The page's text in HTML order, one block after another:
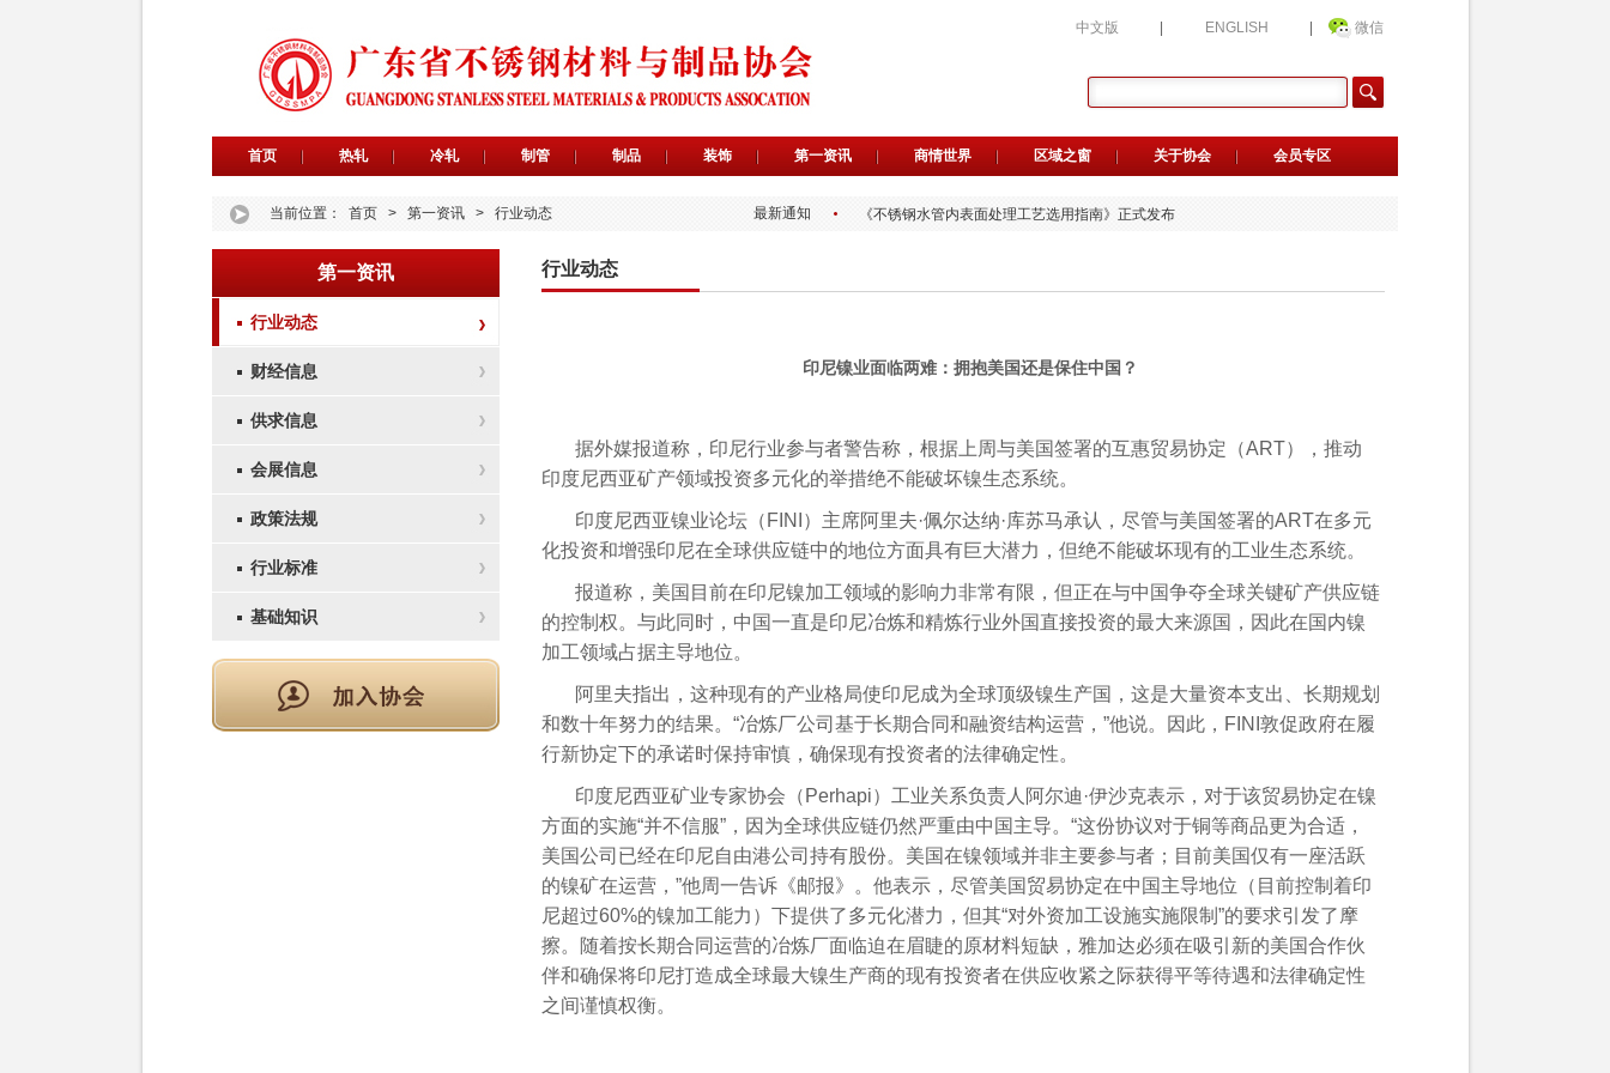
中文版 ENGLISH 微信
首页 热轧 冷轧 制管 制品 装饰 第一资讯 商情世界 区域之窗 关于协会 会员专区
当前位置： 首页 > 第一资讯 > 行业动态 最新通知
关于为会员提供专属免费品牌宣传服务的通知
《不锈钢水管内表面处理工艺选用指南》正式发布
关于为会员提供专属免费品牌宣传服务的通知
《生活饮用水不锈钢管钝化规程》正式发布
《暖通空调水系统用不锈钢管道安装技术规程》正式发布
关于举办【不锈精讲堂】第6期（聚焦AI应用）的通知
关于召开广东省不锈钢材料与制品协会三届三次理事会议的通知
关于举办【不锈精讲堂】第5期（财税管理专题）的通知
第一资讯
行业动态
财经信息
供求信息
会展信息
政策法规
行业标准
基础知识
行业动态
印尼镍业面临两难：拥抱美国还是保住中国？
据外媒报道称，印尼行业参与者警告称，根据上周与美国签署的互惠贸易协定（ART），推动
印度尼西亚矿产领域投资多元化的举措绝不能破坏镍生态系统。
印度尼西亚镍业论坛（FINI）主席阿里夫·佩尔达纳·库苏马承认，尽管与美国签署的ART在多元
化投资和增强印尼在全球供应链中的地位方面具有巨大潜力，但绝不能破坏现有的工业生态系统。
报道称，美国目前在印尼镍加工领域的影响力非常有限，但正在与中国争夺全球关键矿产供应链
的控制权。与此同时，中国一直是印尼冶炼和精炼行业外国直接投资的最大来源国，因此在国内镍
加工领域占据主导地位。
阿里夫指出，这种现有的产业格局使印尼成为全球顶级镍生产国，这是大量资本支出、长期规划
和数十年努力的结果。“冶炼厂公司基于长期合同和融资结构运营，”他说。因此，FINI敦促政府在履
行新协定下的承诺时保持审慎，确保现有投资者的法律确定性。
印度尼西亚矿业专家协会（Perhapi）工业关系负责人阿尔迪·伊沙克表示，对于该贸易协定在镍
方面的实施“并不信服”，因为全球供应链仍然严重由中国主导。“这份协议对于铜等商品更为合适，
美国公司已经在印尼自由港公司持有股份。美国在镍领域并非主要参与者；目前美国仅有一座活跃
的镍矿在运营，”他周一告诉《邮报》。他表示，尽管美国贸易协定在中国主导地位（目前控制着印
尼超过60%的镍加工能力）下提供了多元化潜力，但其“对外资加工设施实施限制”的要求引发了摩
擦。随着按长期合同运营的冶炼厂面临迫在眉睫的原材料短缺，雅加达必须在吸引新的美国合作伙
伴和确保将印尼打造成全球最大镍生产商的现有投资者在供应收紧之际获得平等待遇和法律确定性
之间谨慎权衡。